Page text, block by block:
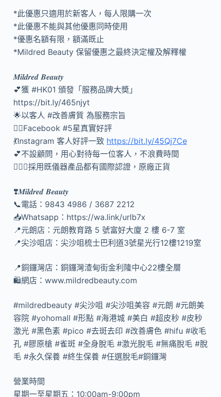
*此優惠只適用於新客人，每人限購一次
*此優惠不能與其他優惠同時使用
*優惠名額有限，額滿既止
*Mildred Beauty 保留優惠之最終決定權及解釋權
𝑴𝒊𝒍𝒅𝒓𝒆𝒅 𝑩𝒆𝒂𝒖𝒕𝒚
💕獲 #HK01 頒發「服務品牌大奬」
https://bit.ly/465njyt
🌟以客人 #改善膚質為服務宗旨
👍🏻Facebook #5星真實好評
💃Instagram 客人好評一致 https://bit.ly/45Qj7Ce
💕不設顧問，用心對待每一位客人，不浪費時間
🙆🏻‍♀️採用既儀器產品都有國際認證，原廠正貨
❣️𝑴𝒊𝒍𝒅𝒓𝒆𝒅 𝑩𝒆𝒂𝒖𝒕𝒚
📞電話：9843 4986 / 3687 2212
📥Whatsapp：https://wa.link/urlb7x
📍元朗店：元朗教育路 5 號富好大廈 2 樓 6-7 室
📍尖沙咀店：尖沙咀梳士巴利道3號星光行12樓1219室
📍銅鑼灣店：銅鑼灣渣甸街金利隆中心22樓全層
🛍網店：www.mildredbeauty.com
#mildredbeauty #尖沙咀 #尖沙咀美容 #元朗 #元朗美
容院 #yohomall #形點 #海港城 #美白 #超皮秒 #皮秒
激光 #黑色素 #pico #去斑去印 #改善膚色 #hifu #收毛
孔 #膠原槍 #雀斑 #全身脫毛 #激光脫毛 #無痛脫毛 #脫
毛 #永久保養 #終生保養 #任選脫毛#銅鑼灣
營業時間
星期一至星期五：10:00am-9:00pm